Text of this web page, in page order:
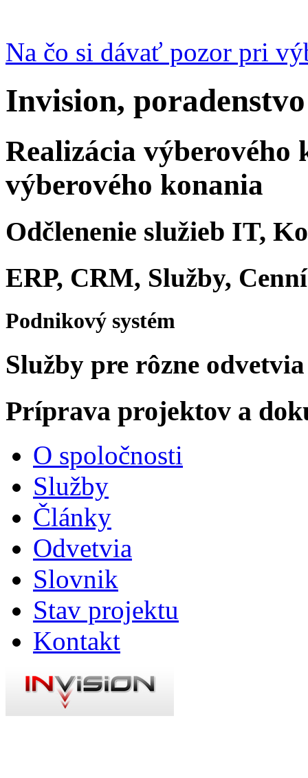
Na čo si dávať pozor pri
Invision,
Realizácia
výberového konania
Odčlenenie služieb IT,
ERP, CRM, Služby,
Podnikový systém
Služby pre rôzne odvetvia
Príprava projektov a
O spoločnosti
Služby
Články
Odvetvia
Slovnik
Stav projektu
Kontakt